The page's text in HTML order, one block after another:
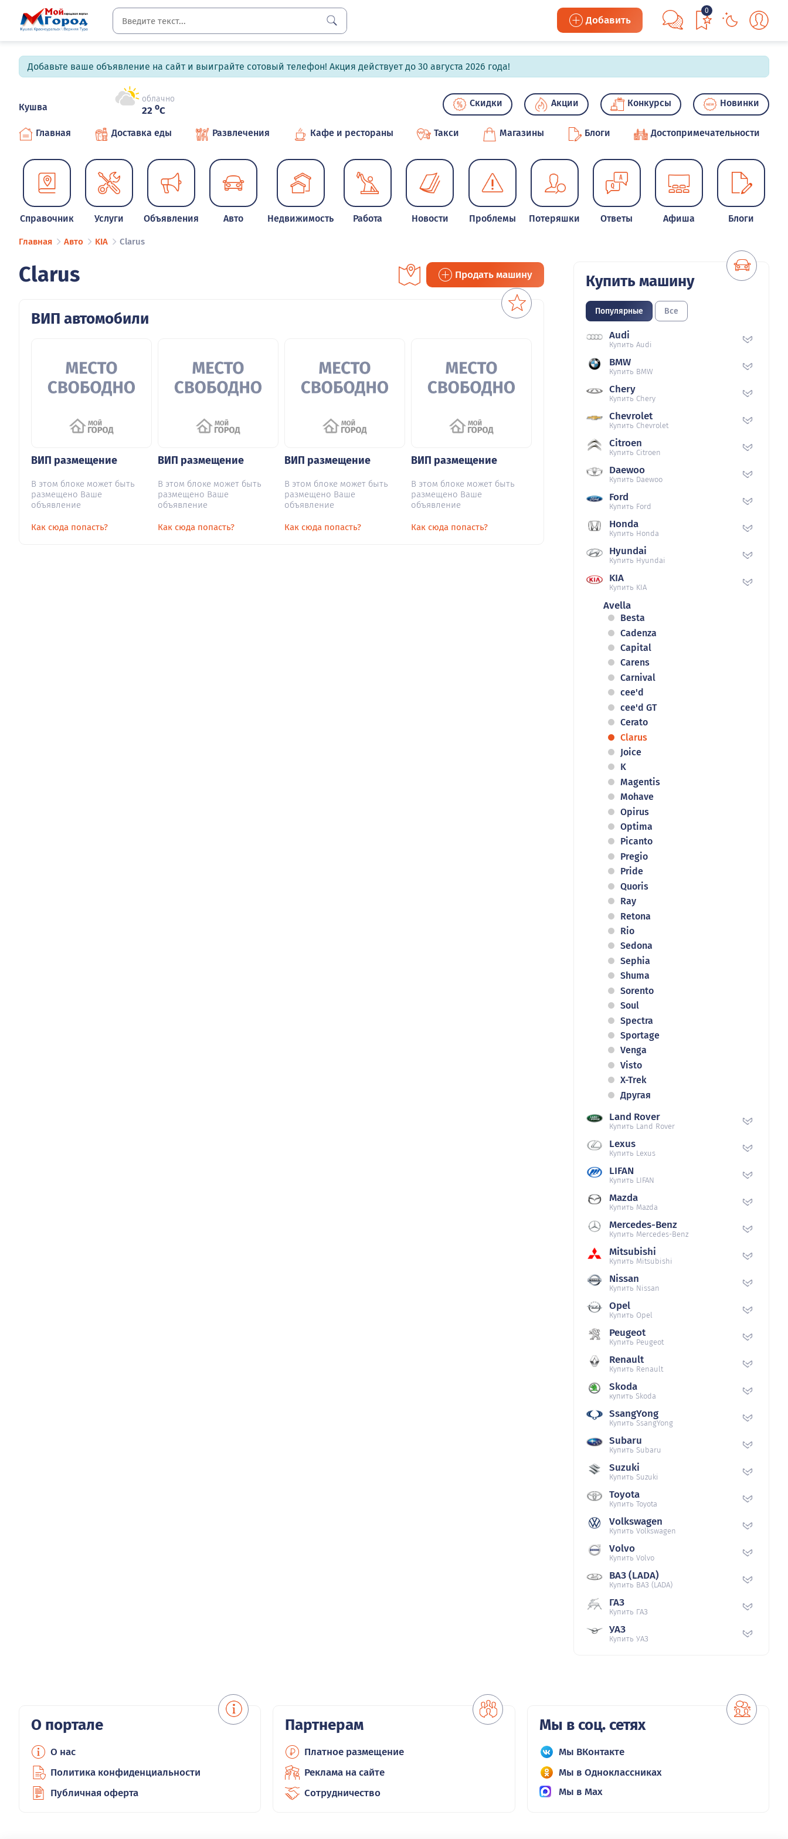
Добавить
0
Добавьте ваше объявление на сайт и выиграйте сотовый телефон! Акция действует до 30 августа 2026 года!
Кушва
облачно
22 oC
Скидки Акции Конкурсы Новинки
Главная Доставка еды Развлечения Кафе и рестораны Такси Магазины Блоги Достопримечательности
Справочник Услуги Объявления Авто Недвижимость Работа Новости Проблемы Потеряшки Ответы Афиша Блоги
Главная Авто KIA Clarus
Clarus Продать машину
ВИП автомобили
ВИП размещение
В этом блоке может быть
размещено Ваше
объявление
Как сюда попасть?
ВИП размещение
В этом блоке может быть
размещено Ваше
объявление
Как сюда попасть?
ВИП размещение
В этом блоке может быть
размещено Ваше
объявление
Как сюда попасть?
ВИП размещение
В этом блоке может быть
размещено Ваше
объявление
Как сюда попасть?
Купить машину
Популярные Все
Audi
Купить Audi
BMW
Купить BMW
Chery
Купить Chery
Chevrolet
Купить Chevrolet
Citroen
Купить Citroen
Daewoo
Купить Daewoo
Ford
Купить Ford
Honda
Купить Honda
Hyundai
Купить Hyundai
KIA
Купить KIA
Avella
Besta
Cadenza
Capital
Carens
Carnival
cee'd
cee'd GT
Cerato
Clarus
Joice
K
Magentis
Mohave
Opirus
Optima
Picanto
Pregio
Pride
Quoris
Ray
Retona
Rio
Sedona
Sephia
Shuma
Sorento
Soul
Spectra
Sportage
Venga
Visto
X-Trek
Другая
Land Rover
Купить Land Rover
Lexus
Купить Lexus
LIFAN
Купить LIFAN
Mazda
Купить Mazda
Mercedes-Benz
Купить Mercedes-Benz
Mitsubishi
Купить Mitsubishi
Nissan
Купить Nissan
Opel
Купить Opel
Peugeot
Купить Peugeot
Renault
Купить Renault
Skoda
купить Skoda
SsangYong
Купить SsangYong
Subaru
Купить Subaru
Suzuki
Купить Suzuki
Toyota
Купить Toyota
Volkswagen
Купить Volkswagen
Volvo
Купить Volvo
ВАЗ (LADA)
Купить ВАЗ (LADA)
ГАЗ
Купить ГАЗ
УАЗ
Купить УАЗ
О портале
О нас
Политика конфиденциальности
Публичная оферта
Партнерам
Платное размещение
Реклама на сайте
Сотрудничество
Мы в соц. сетях
Мы ВКонтакте
Мы в Одноклассниках
Мы в Max